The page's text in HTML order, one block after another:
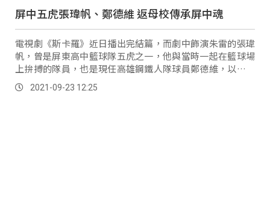
屏中五虎張瑋帆、鄭德維 返母校傳承屏中魂
電視劇《斯卡羅》近日播出完結篇，而劇中飾演朱雷的張瑋
帆，曾是屏東高中籃球隊五虎之一，他與當時一起在籃球場
上拚搏的隊員，也是現任高雄鋼鐵人隊球員鄭德維，以及同
為校友的鋼鐵人隊助理教練洪啟超，一起返母校屏中拜訪。
2021-09-23 12:25